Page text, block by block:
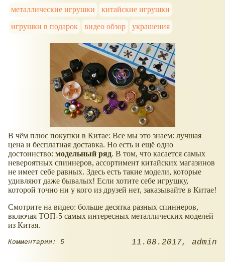
металлические игрушки
китайские игрушки
игрушки в подарок
видео обзор украшения
В чём плюс покупки в Китае: Все мы это знаем: лучшая
цена и бесплатная доставка. Но есть и ещё одно
достоинство: модельный ряд. В том, что касается самых
невероятных спиннеров, ассортимент китайских магазинов
не имеет себе равных. Здесь есть такие модели, которые
удивляют даже бывалых! Если хотите себе игрушку,
которой точно ни у кого из друзей нет, заказывайте в Китае!
Смотрите на видео: больше десятка разных спиннеров,
включая ТОП-5 самых интересных металлических моделей
из Китая.
Комментарии: 5 11.08.2017 admin